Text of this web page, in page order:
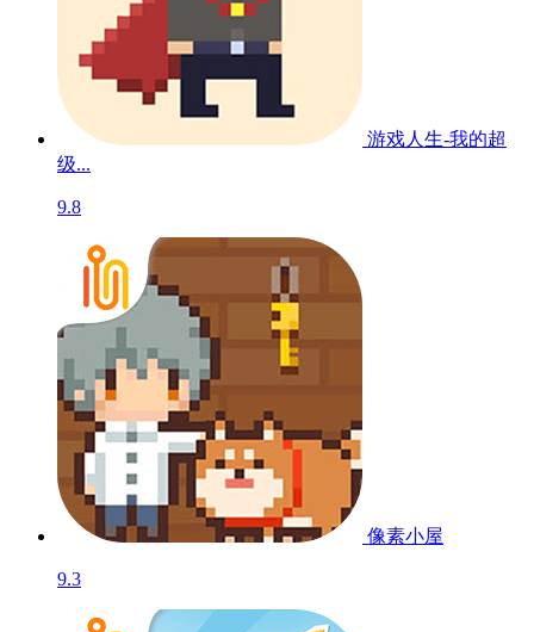
游戏人生-我的超
级...
9.8
像素小屋
9.3